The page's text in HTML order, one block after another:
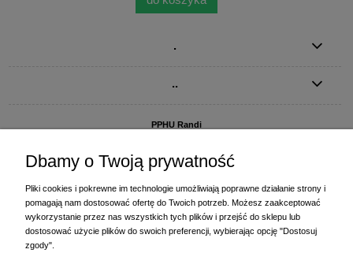
.
..
PPHU Randi
ul. Starogardzka 77 (wjazd od ul. Plażowej)
Dbamy o Twoją prywatność
Pliki cookies i pokrewne im technologie umożliwiają poprawne działanie strony i
pomagają nam dostosować ofertę do Twoich potrzeb. Możesz zaakceptować
wykorzystanie przez nas wszystkich tych plików i przejść do sklepu lub
dostosować użycie plików do swoich preferencji, wybierając opcję "Dostosuj
zgody".